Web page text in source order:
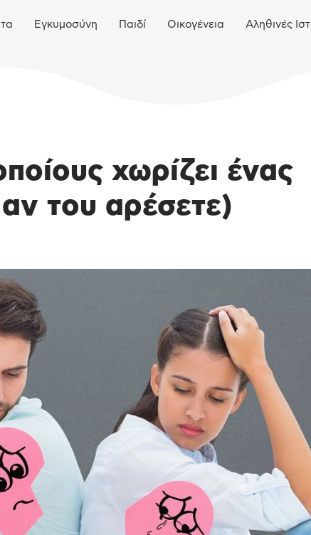
Εγκυμοσύνη Παιδί Οικογένεια Αληθινές
χωρίζει ένας
του αρέσετε)